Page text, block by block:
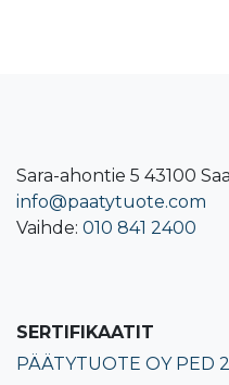
Sara-ahontie 5 43100
info@paatytuote.com
Vaihde: 010 841 2400​
SERTIFIKAATIT
PÄÄTYTUOTE OY PED